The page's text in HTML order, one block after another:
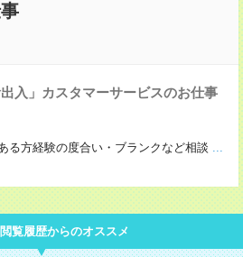
入」カスタマーサービスのお仕事
る方経験の度合い・ブランクなど相談 ...
覧履歴からのオススメ